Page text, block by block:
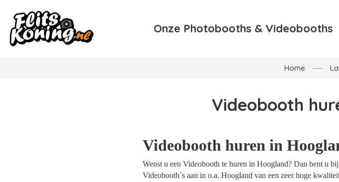
Onze Photobooths & Videobooths
Home
Videobooth
Videobooth huren in
Wenst u een Videobooth te huren in Hoogland? Dan bent u
Videobooth´s aan in o.a. Hoogland van een zeer hoge